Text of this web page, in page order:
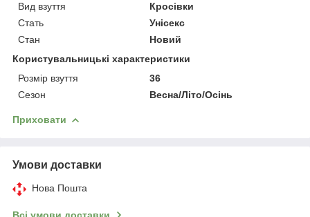
Вид взуття
Кросівки
Стать
Унісекс
Стан
Новий
Користувальницькі характеристики
Розмір взуття
36
Сезон
Весна/Літо/Осінь
Приховати
Умови доставки
Нова Пошта